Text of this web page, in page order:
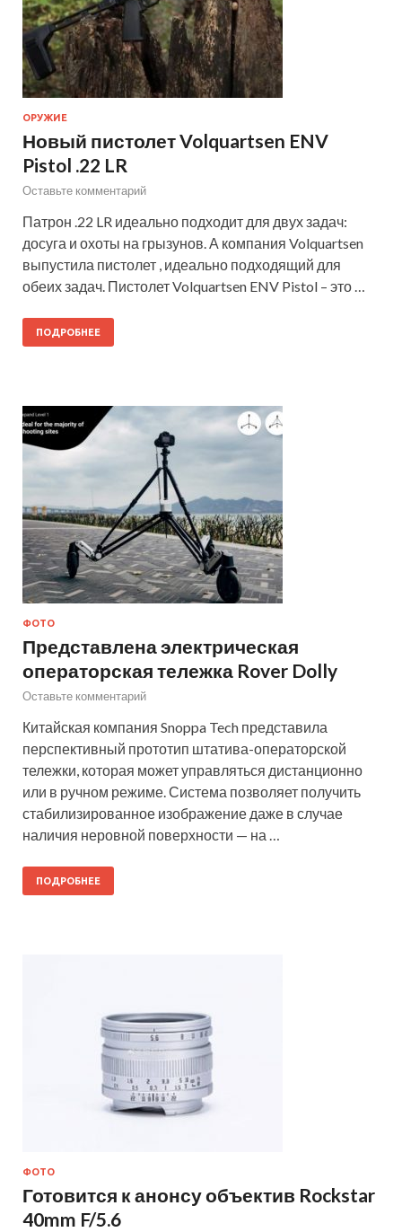
ОРУЖИЕ
Новый пистолет Volquartsen ENV
Pistol .22 LR
Оставьте комментарий
Патрон .22 LR идеально подходит для двух задач:
досуга и охоты на грызунов. А компания Volquartsen
выпустила пистолет , идеально подходящий для
обеих задач. Пистолет Volquartsen ENV Pistol – это …
ПОДРОБНЕЕ
ФОТО
Представлена электрическая
операторская тележка Rover Dolly
Оставьте комментарий
Китайская компания Snoppa Tech представила
перспективный прототип штатива-операторской
тележки, которая может управляться дистанционно
или в ручном режиме. Система позволяет получить
стабилизированное изображение даже в случае
наличия неровной поверхности — на …
ПОДРОБНЕЕ
ФОТО
Готовится к анонсу объектив Rockstar
40mm F/5.6